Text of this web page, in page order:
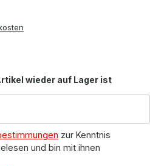
wieder auf Lager ist
zur Kenntnis
und bin mit ihnen